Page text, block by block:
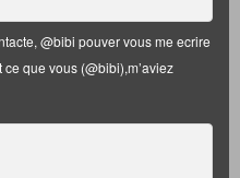
@bibi pouver vous me ecrire
que vous (@bibi),m’aviez